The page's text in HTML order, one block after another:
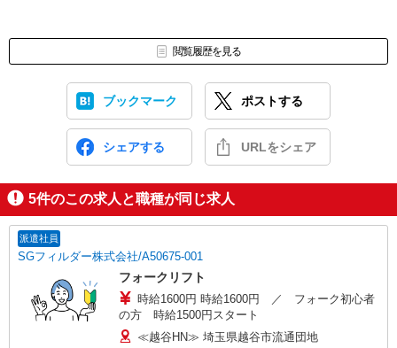
閲覧履歴を見る
ブックマーク ポストする
シェアする URLをシェア
5件のこの求人と職種が同じ求人
派遣社員
SGフィルダー株式会社/A50675-001
フォークリフト
時給1600円 時給1600円 ／ フォーク初心者
の方 時給1500円スタート
≪越谷HN≫ 埼玉県越谷市流通団地